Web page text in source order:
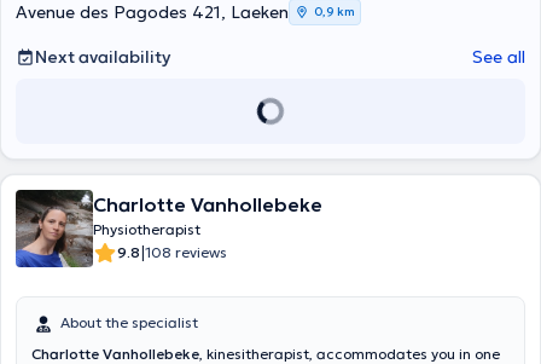
Avenue des Pagodes 421, Laeken 0,9 km
Next availability See all
Charlotte Vanhollebeke
Physiotherapist
9.8|108 reviews
About the specialist
Charlotte Vanhollebeke, kinesitherapist, accommodates you in one